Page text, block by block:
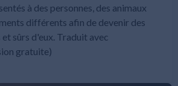
à des personnes, des animaux
différents afin de devenir des
sûrs d'eux. Traduit avec
gratuite)